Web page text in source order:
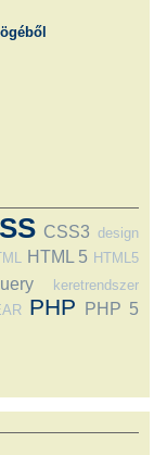
CSS3 design
HTML 5 HTML5
keretrendszer
PHP PHP 5